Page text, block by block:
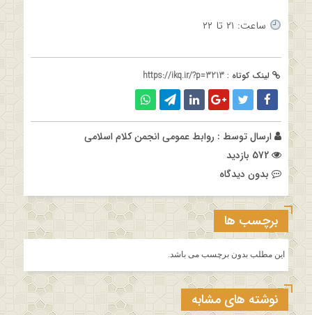
ساعت: ۲۱ تا ۲۲
لینک کوتاه : https://ikq.ir/?p=3213
ارسال توسط : روابط عمومی انجمن کلام اسلامی
بدون دیدگاه
برچسب ها
این مطلب بدون برچسب می باشد.
نوشته های مشابه